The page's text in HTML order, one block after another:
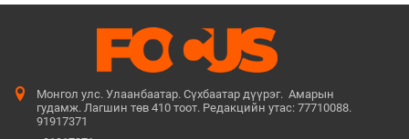
Монгол улс. Улаанбаатар. Сүхбаатар дүүрэг. Амарын
гудамж. Лагшин төв 410 тоот. Редакцийн утас: 77710088.
91917371